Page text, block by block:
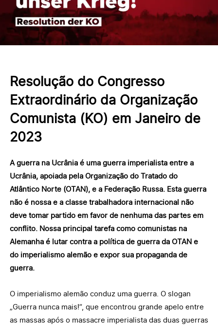
Resolução do Congresso
Extraordinário da Organização
Comunista (KO) em Janeiro de
2023
A guerra na Ucrânia é uma guerra imperialista entre a
Ucrânia, apoiada pela Organização do Tratado do
Atlântico Norte (OTAN), e a Federação Russa. Esta guerra
não é nossa e a classe trabalhadora internacional não
deve tomar partido em favor de nenhuma das partes em
conflito. Nossa principal tarefa como comunistas na
Alemanha é lutar contra a política de guerra da OTAN e
do imperialismo alemão e expor sua propaganda de
guerra.
O imperialismo alemão conduz uma guerra. O slogan
„Guerra nunca mais!“, que encontrou grande apelo entre
as massas após o massacre imperialista das duas guerras